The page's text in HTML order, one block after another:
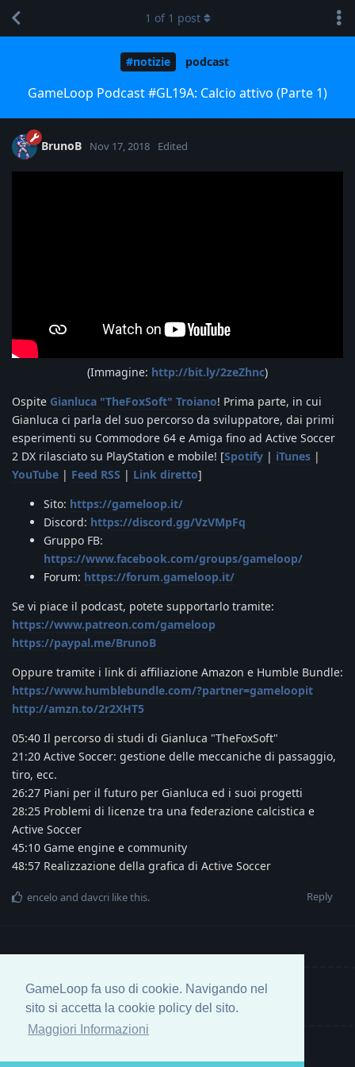
GameLoop fa uso di cookie. Navigando nel
sito si accetta la cookie policy del sito.
Maggiori Informazioni
#notizie podcast
GameLoop Podcast #GL19A: Calcio attivo (Parte 1)
1 of 1 post
BrunoB Nov 17, 2018 Edited
(Immagine: http://bit.ly/2zeZhnc)
Ospite Gianluca "TheFoxSoft" Troiano! Prima parte, in cui
Gianluca ci parla del suo percorso da sviluppatore, dai primi
esperimenti su Commodore 64 e Amiga fino ad Active Soccer
2 DX rilasciato su PlayStation e mobile! [Spotify | iTunes |
YouTube | Feed RSS | Link diretto]
Sito: https://gameloop.it/
Discord: https://discord.gg/VzVMpFq
Gruppo FB:
https://www.facebook.com/groups/gameloop/
Forum: https://forum.gameloop.it/
Se vi piace il podcast, potete supportarlo tramite:
https://www.patreon.com/gameloop
https://paypal.me/BrunoB
Oppure tramite i link di affiliazione Amazon e Humble Bundle:
https://www.humblebundle.com/?partner=gameloopit
http://amzn.to/2r2XHT5
05:40 Il percorso di studi di Gianluca "TheFoxSoft"
21:20 Active Soccer: gestione delle meccaniche di passaggio,
tiro, ecc.
26:27 Piani per il futuro per Gianluca ed i suoi progetti
28:25 Problemi di licenze tra una federazione calcistica e
Active Soccer
45:10 Game engine e community
48:57 Realizzazione della grafica di Active Soccer
Reply
encelo and davcri like this.
Write a Reply...